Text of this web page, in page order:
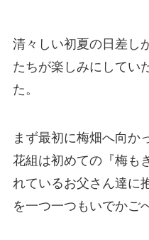
清々しい初夏の日差し
たちが楽しみにしてい
た。
まず最初に梅畑へ向か
花組は初めての『梅も
れているお父さん達に
を一つ一つもいでかご